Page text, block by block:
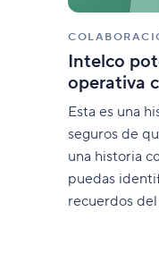
Intelco
operativa
Esta es una
seguros de
una historia
puedas
recuerdos